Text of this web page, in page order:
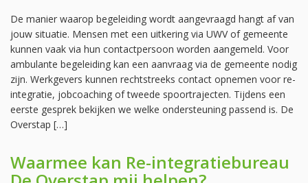
De manier waarop begeleiding wordt aangevraagd hangt af van
jouw situatie. Mensen met een uitkering via UWV of gemeente
kunnen vaak via hun contactpersoon worden aangemeld. Voor
ambulante begeleiding kan een aanvraag via de gemeente nodig
zijn. Werkgevers kunnen rechtstreeks contact opnemen voor re-
integratie, jobcoaching of tweede spoortrajecten. Tijdens een
eerste gesprek bekijken we welke ondersteuning passend is. De
Overstap […]
Waarmee kan Re-integratiebureau